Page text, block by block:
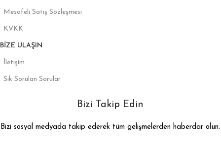
Mesafeli Satış Sözleşmesi
KVKK
BIZE ULAŞIN
İletişim
Sık Sorulan Sorular
Bizi Takip Edin
Bizi sosyal medyada takip ederek tüm gelişmelerden haberdar olun.